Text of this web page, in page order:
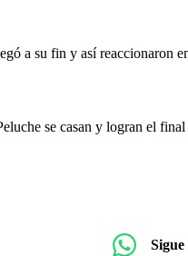
a su fin y así reaccionaron
se casan y logran el